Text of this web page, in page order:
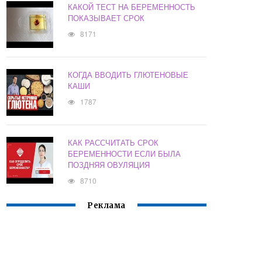
КАКОЙ ТЕСТ НА БЕРЕМЕННОСТЬ
ПОКАЗЫВАЕТ СРОК
8171
КОГДА ВВОДИТЬ ГЛЮТЕНОВЫЕ
КАШИ
1787
КАК РАССЧИТАТЬ СРОК
БЕРЕМЕННОСТИ ЕСЛИ БЫЛА
ПОЗДНЯЯ ОВУЛЯЦИЯ
8710
Реклама